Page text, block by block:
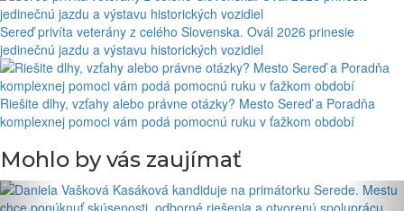
Sereď privíta veterány z celého Slovenska. Ovál 2026 prinesie
jedinečnú jazdu a výstavu historických vozidiel
Riešite dlhy, vzťahy alebo právne otázky? Mesto Sereď a Poradňa
komplexnej pomoci vám podá pomocnú ruku v ťažkom období
Mohlo by vás zaujímať